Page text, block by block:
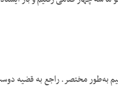
به‌طور مختصر. راجع به قضیه